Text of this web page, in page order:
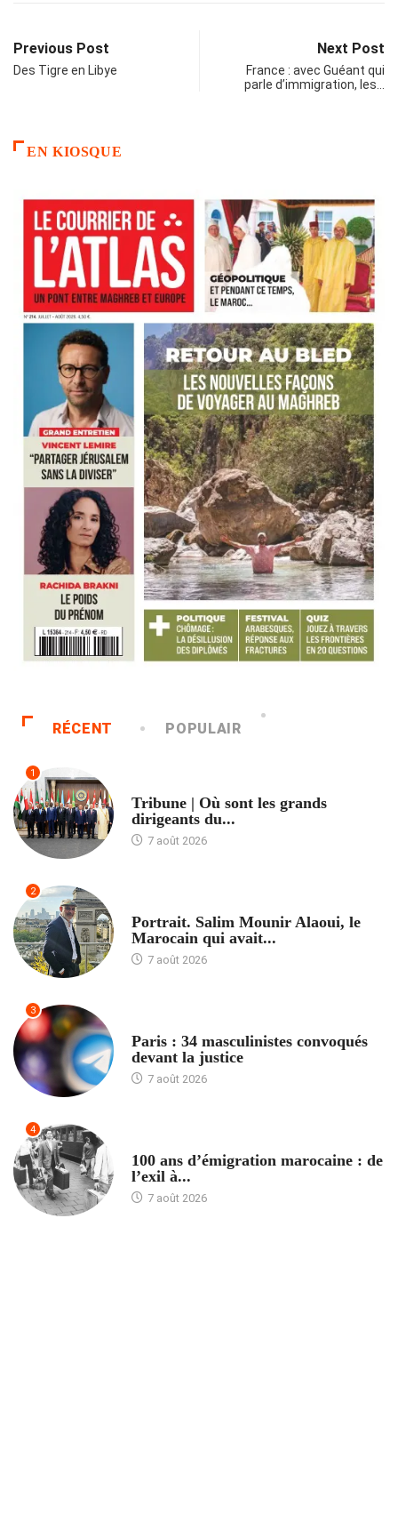
Previous Post
Des Tigre en Libye
Next Post
France : avec Guéant qui
parle d’immigration, les…
EN KIOSQUE
RÉCENT POPULAIR
1
Tribune | Où sont les grands
dirigeants du...
7 août 2026
2
Portrait. Salim Mounir Alaoui, le
Marocain qui avait...
7 août 2026
3
Paris : 34 masculinistes convoqués
devant la justice
7 août 2026
4
100 ans d’émigration marocaine : de
l’exil à...
7 août 2026